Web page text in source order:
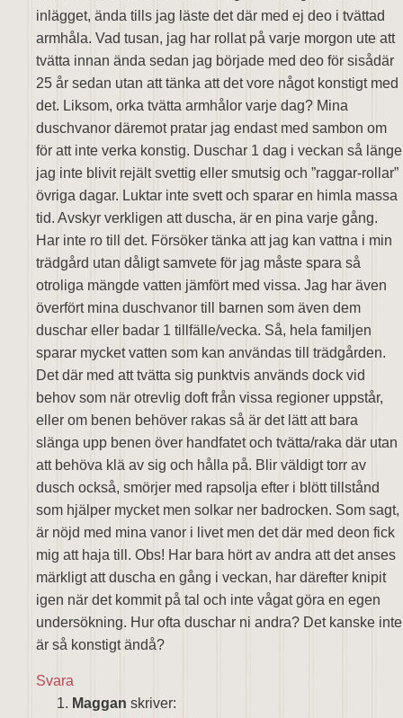
inlägget, ända tills jag läste det där med ej deo i tvättad
armhåla. Vad tusan, jag har rollat på varje morgon ute att
tvätta innan ända sedan jag började med deo för sisådär
25 år sedan utan att tänka att det vore något konstigt med
det. Liksom, orka tvätta armhålor varje dag? Mina
duschvanor däremot pratar jag endast med sambon om
för att inte verka konstig. Duschar 1 dag i veckan så länge
jag inte blivit rejält svettig eller smutsig och ”raggar-rollar”
övriga dagar. Luktar inte svett och sparar en himla massa
tid. Avskyr verkligen att duscha, är en pina varje gång.
Har inte ro till det. Försöker tänka att jag kan vattna i min
trädgård utan dåligt samvete för jag måste spara så
otroliga mängde vatten jämfört med vissa. Jag har även
överfört mina duschvanor till barnen som även dem
duschar eller badar 1 tillfälle/vecka. Så, hela familjen
sparar mycket vatten som kan användas till trädgården.
Det där med att tvätta sig punktvis används dock vid
behov som när otrevlig doft från vissa regioner uppstår,
eller om benen behöver rakas så är det lätt att bara
slänga upp benen över handfatet och tvätta/raka där utan
att behöva klä av sig och hålla på. Blir väldigt torr av
dusch också, smörjer med rapsolja efter i blött tillstånd
som hjälper mycket men solkar ner badrocken. Som sagt,
är nöjd med mina vanor i livet men det där med deon fick
mig att haja till. Obs! Har bara hört av andra att det anses
märkligt att duscha en gång i veckan, har därefter knipit
igen när det kommit på tal och inte vågat göra en egen
undersökning. Hur ofta duschar ni andra? Det kanske inte
är så konstigt ändå?
Svara
Maggan skriver: